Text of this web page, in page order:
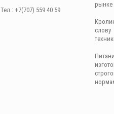
Тел.: +7(707) 559 40 59
рынке